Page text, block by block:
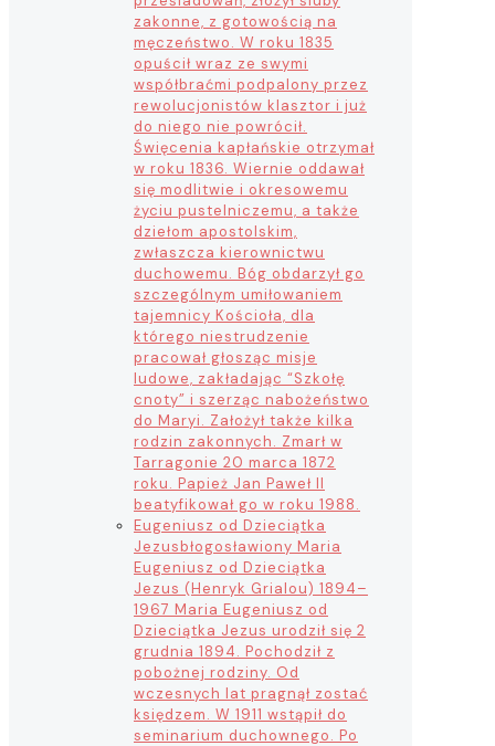
zakonne, z gotowością na
męczeństwo. W roku 1835
opuścił wraz ze swymi
współbraćmi podpalony przez
rewolucjonistów klasztor i już
do niego nie powrócił.
Święcenia kapłańskie otrzymał
w roku 1836. Wiernie oddawał
się modlitwie i okresowemu
życiu pustelniczemu, a także
dziełom apostolskim,
zwłaszcza kierownictwu
duchowemu. Bóg obdarzył go
szczególnym umiłowaniem
tajemnicy Kościoła, dla
którego niestrudzenie
pracował głosząc misje
ludowe, zakładając “Szkołę
cnoty” i szerząc nabożeństwo
do Maryi. Założył także kilka
rodzin zakonnych. Zmarł w
Tarragonie 20 marca 1872
roku. Papież Jan Paweł II
beatyfikował go w roku 1988.
Eugeniusz od Dzieciątka
Jezusbłogosławiony Maria
Eugeniusz od Dzieciątka
Jezus (Henryk Grialou) 1894–
1967 Maria Eugeniusz od
Dzieciątka Jezus urodził się 2
grudnia 1894. Pochodził z
pobożnej rodziny. Od
wczesnych lat pragnął zostać
księdzem. W 1911 wstąpił do
seminarium duchownego. Po